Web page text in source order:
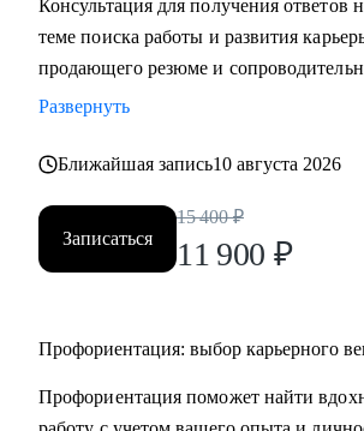
Кому могу помочь:
направлений:
• продажи, сопровождение продаж
• административный персонал
• организация мероприятий
• закупки, тендеры
Консультация для получения ответов
теме поиска работы и развития
продающего резюме и
Развернуть
Ближайшая запись10 августа 2026
Записаться
15 400 ₽
11 900 ₽
Профориентация: выбор карьерного
Профориентация поможет найти